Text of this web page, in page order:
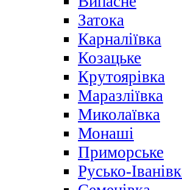
Затока
Карналіївка
Козацьке
Крутоярівка
Маразліївка
Миколаївка
Монаші
Приморське
Русько-